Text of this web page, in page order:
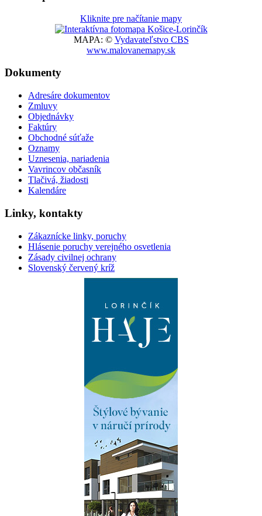
Kliknite pre načítanie mapy
MAPA: © Vydavateľstvo CBS
www.malovanemapy.sk
Dokumenty
Adresáre dokumentov
Zmluvy
Objednávky
Faktúry
Obchodné súťaže
Oznamy
Uznesenia, nariadenia
Vavrincov občasník
Tlačivá, žiadosti
Kalendáre
Linky, kontakty
Zákaznícke linky, poruchy
Hlásenie poruchy verejného osvetlenia
Zásady civilnej ochrany
Slovenský červený kríž